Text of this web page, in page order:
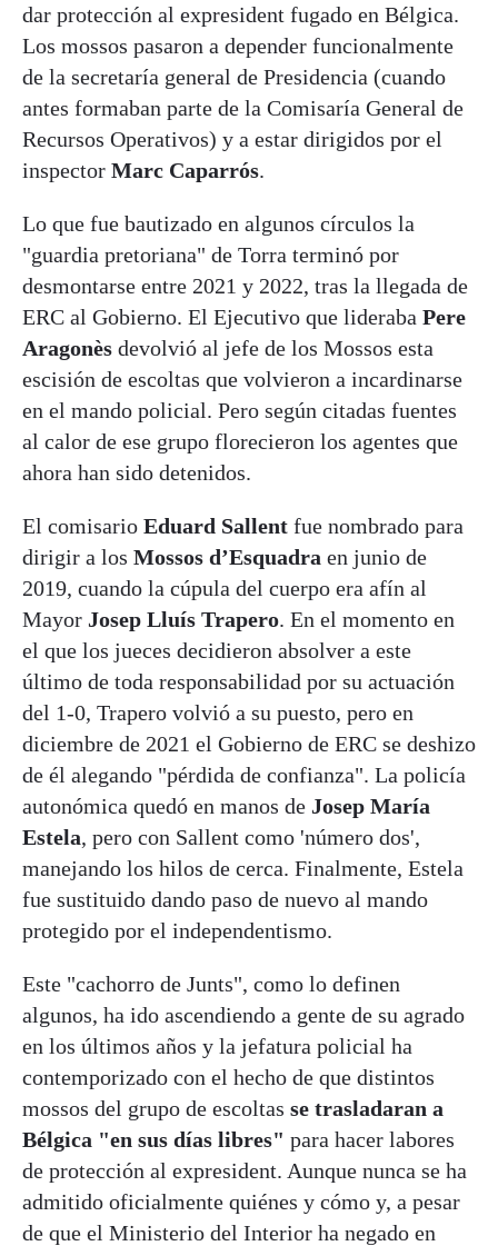
dar protección al expresident fugado en Bélgica.
Los mossos pasaron a depender funcionalmente
de la secretaría general de Presidencia (cuando
antes formaban parte de la Comisaría General de
Recursos Operativos) y a estar dirigidos por el
inspector Marc Caparrós.
Lo que fue bautizado en algunos círculos la
"guardia pretoriana" de Torra terminó por
desmontarse entre 2021 y 2022, tras la llegada de
ERC al Gobierno. El Ejecutivo que lideraba Pere
Aragonès devolvió al jefe de los Mossos esta
escisión de escoltas que volvieron a incardinarse
en el mando policial. Pero según citadas fuentes
al calor de ese grupo florecieron los agentes que
ahora han sido detenidos.
El comisario Eduard Sallent fue nombrado para
dirigir a los Mossos d’Esquadra en junio de
2019, cuando la cúpula del cuerpo era afín al
Mayor Josep Lluís Trapero. En el momento en
el que los jueces decidieron absolver a este
último de toda responsabilidad por su actuación
del 1-0, Trapero volvió a su puesto, pero en
diciembre de 2021 el Gobierno de ERC se deshizo
de él alegando "pérdida de confianza". La policía
autonómica quedó en manos de Josep María
Estela, pero con Sallent como 'número dos',
manejando los hilos de cerca. Finalmente, Estela
fue sustituido dando paso de nuevo al mando
protegido por el independentismo.
Este "cachorro de Junts", como lo definen
algunos, ha ido ascendiendo a gente de su agrado
en los últimos años y la jefatura policial ha
contemporizado con el hecho de que distintos
mossos del grupo de escoltas se trasladaran a
Bélgica "en sus días libres" para hacer labores
de protección al expresident. Aunque nunca se ha
admitido oficialmente quiénes y cómo y, a pesar
de que el Ministerio del Interior ha negado en